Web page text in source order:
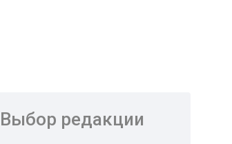
Выбор редакции